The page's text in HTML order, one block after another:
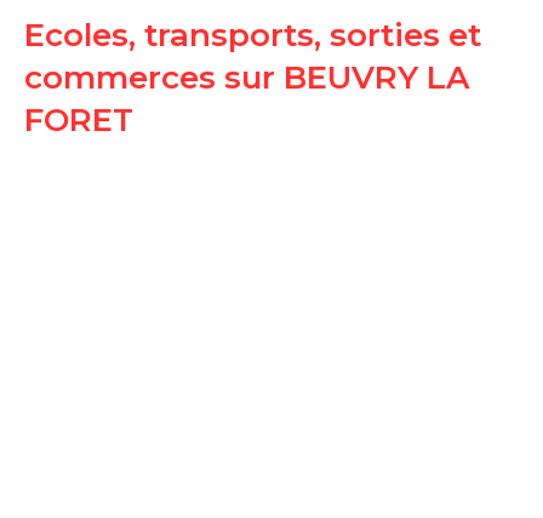
Ecoles, transports, sorties et
commerces sur BEUVRY LA
FORET